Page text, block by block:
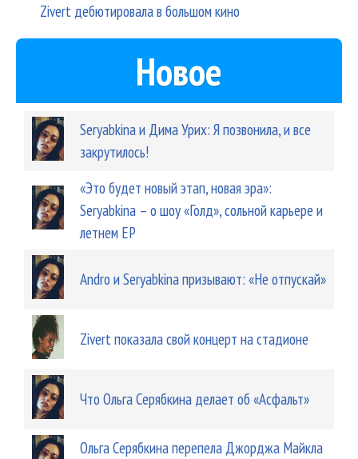
Zivert дебютировала в большом кино
Новое
Seryabkina и Дима Урих: Я позвонила, и все
закрутилось!
«Это будет новый этап, новая эра»:
Seryabkina – о шоу «Голд», сольной карьере и
летнем EP
Andro и Seryabkina призывают: «Не отпускай»
Zivert показала свой концерт на стадионе
Что Ольга Серябкина делает об «Асфальт»
Ольга Серябкина перепела Джорджа Майкла